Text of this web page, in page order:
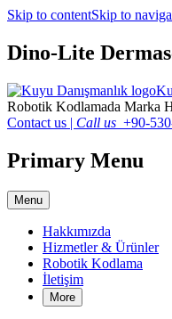
Skip to contentSkip to
Dino-Lite
Robotik Kodlamada Marka
Contact us | Call us +90-
Primary Menu
Menu
Hakkımızda
Hizmetler & Ürünler
Robotik Kodlama
İletişim
More